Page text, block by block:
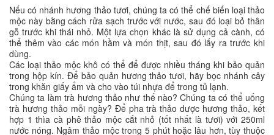
Nếu có nhánh hương thảo tươi, chúng ta có thể chế biến loại thảo
mộc này bằng cách rửa sạch trước với nước, sau đó loại bỏ thân
gỗ trước khi thái nhỏ. Một lựa chọn khác là sử dụng cả cành, có
thể thêm vào các món hầm và món thịt, sau đó lấy ra trước khi
dùng.
Các loại thảo mộc khô có thể để được nhiều tháng khi bảo quản
trong hộp kín. Để bảo quản hương thảo tươi, hãy bọc nhánh cây
trong khăn giấy ẩm và cho vào túi nhựa để trong tủ lạnh.
Chúng ta làm trà hương thảo như thế nào? Chúng ta có thể uống
trà hương thảo mỗi ngày? Để pha trà thảo dược hương thảo, kết
hợp 1 thìa cà phê thảo mộc cắt nhỏ (tốt nhất là tươi) với 250ml
nước nóng. Ngâm thảo mộc trong 5 phút hoặc lâu hơn, tùy thuộc